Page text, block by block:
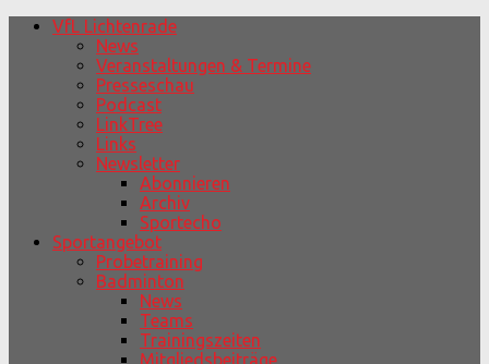
VfL Lichtenrade
News
Veranstaltungen & Termine
Presseschau
Podcast
LinkTree
Links
Newsletter
Abonnieren
Archiv
Sportecho
Sportangebot
Probetraining
Badminton
News
Teams
Trainingszeiten
Mitgliedsbeiträge